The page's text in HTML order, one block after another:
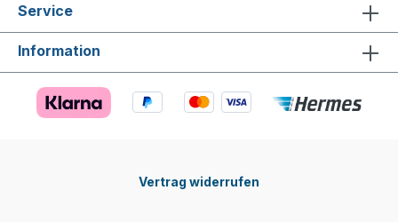
Service
Information
Vertrag widerrufen